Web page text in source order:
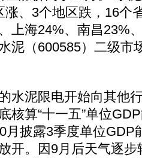
、3个地区跌，16个
上海24%、南昌23%
泥（600585）二级市
泥限电开始向其他
核算“十一五”单位
月披露3季度单位GDP
开。因9月后天气逐